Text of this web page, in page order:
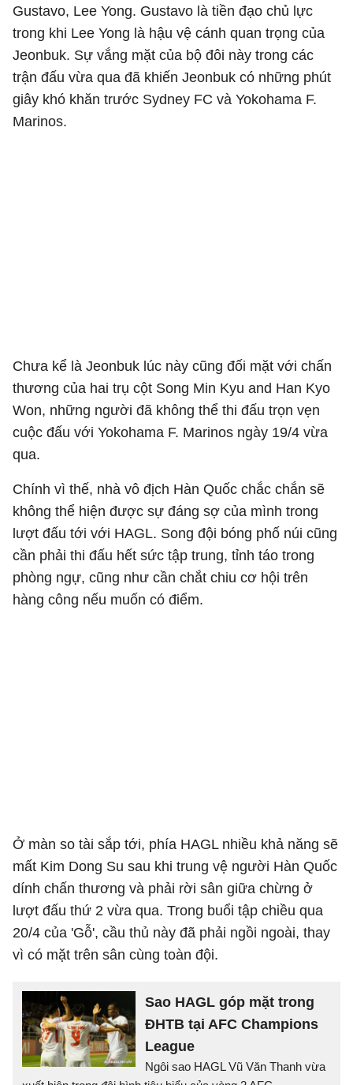
Gustavo, Lee Yong. Gustavo là tiền đạo chủ lực
trong khi Lee Yong là hậu vệ cánh quan trọng của
Jeonbuk. Sự vắng mặt của bộ đôi này trong các
trận đấu vừa qua đã khiến Jeonbuk có những phút
giây khó khăn trước Sydney FC và Yokohama F.
Marinos.
Chưa kể là Jeonbuk lúc này cũng đối mặt với chấn
thương của hai trụ cột Song Min Kyu and Han Kyo
Won, những người đã không thể thi đấu trọn vẹn
cuộc đấu với Yokohama F. Marinos ngày 19/4 vừa
qua.
Chính vì thế, nhà vô địch Hàn Quốc chắc chắn sẽ
không thể hiện được sự đáng sợ của mình trong
lượt đấu tới với HAGL. Song đội bóng phố núi cũng
cần phải thi đấu hết sức tập trung, tỉnh táo trong
phòng ngự, cũng như cần chắt chiu cơ hội trên
hàng công nếu muốn có điểm.
Ở màn so tài sắp tới, phía HAGL nhiều khả năng sẽ
mất Kim Dong Su sau khi trung vệ người Hàn Quốc
dính chấn thương và phải rời sân giữa chừng ở
lượt đấu thứ 2 vừa qua. Trong buổi tập chiều qua
20/4 của 'Gỗ', cầu thủ này đã phải ngồi ngoài, thay
vì có mặt trên sân cùng toàn đội.
Sao HAGL góp mặt trong
ĐHTB tại AFC Champions
League
Ngôi sao HAGL Vũ Văn Thanh vừa